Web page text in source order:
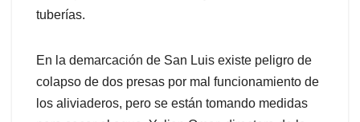
tuberías.
En la demarcación de San Luis existe peligro de
colapso de dos presas por mal funcionamiento de
los aliviaderos, pero se están tomando medidas